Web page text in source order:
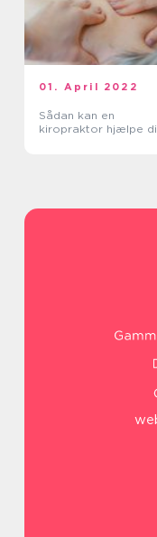
01. April 2022
Sådan kan en
kiropraktor hjælpe